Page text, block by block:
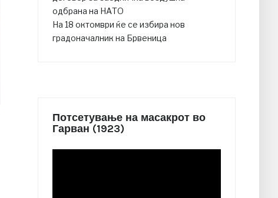
одбрана на НАТО
На 18 октомври ќе се избира нов
градоначалник на Брвеница
Потсетување на масакрот во
Гарван (1923)